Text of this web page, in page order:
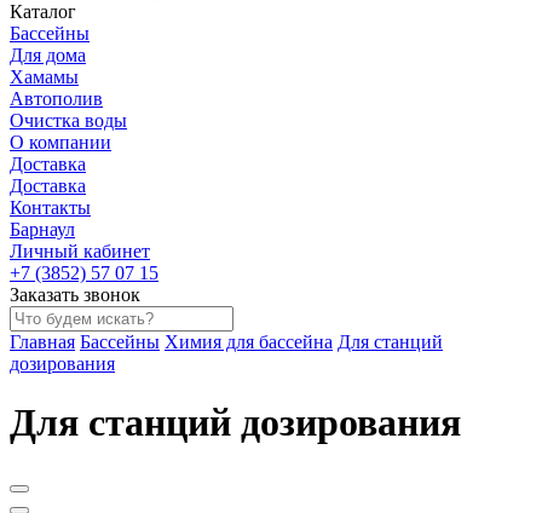
Каталог
Бассейны
Для дома
Хамамы
Автополив
Очистка воды
О компании
Доставка
Доставка
Контакты
Барнаул
Личный кабинет
+7 (3852) 57 07 15
Заказать звонок
Главная Бассейны Химия для бассейна Для станций
дозирования
Для станций дозирования